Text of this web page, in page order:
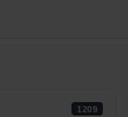
1209